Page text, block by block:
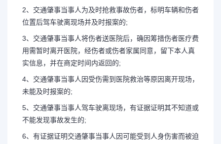
2、交通肇事当事人为及时抢救事故伤者，标明车辆和伤者
位置后驾车驶离现场并及时报案的;
3、交通肇事当事人将伤者送医院后，确因筹措伤者医疗费
用需暂时离开医院，经伤者或伤者家属同意，留下本人真
实信息，并在商定时间内返回的;
4、交通肇事当事人因受伤需到医院救治等原因离开现场，
未能及时报案的;
5、交通肇事当事人驾车驶离现场，有证据证明其不知道或
不能发现事故发生的;
6、有证据证明交通肇事当事人因可能受到人身伤害而被迫